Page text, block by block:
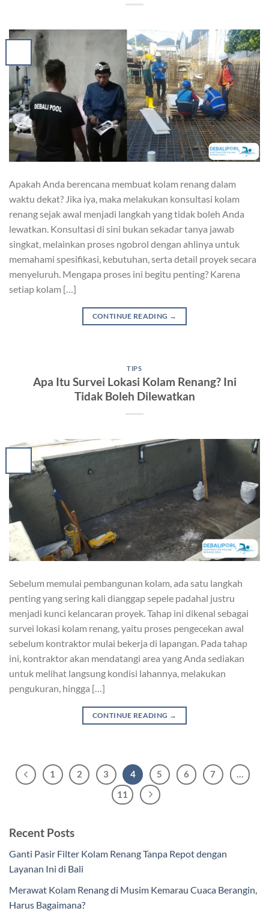
Apakah Anda berencana membuat kolam renang dalam
waktu dekat? Jika iya, maka melakukan konsultasi kolam
renang sejak awal menjadi langkah yang tidak boleh Anda
lewatkan. Konsultasi di sini bukan sekadar tanya jawab
singkat, melainkan proses ngobrol dengan ahlinya untuk
memahami spesifikasi, kebutuhan, serta detail proyek secara
menyeluruh. Mengapa proses ini begitu penting? Karena
setiap kolam […]
CONTINUE READING →
TIPS
Apa Itu Survei Lokasi Kolam Renang? Ini
Tidak Boleh Dilewatkan
Sebelum memulai pembangunan kolam, ada satu langkah
penting yang sering kali dianggap sepele padahal justru
menjadi kunci kelancaran proyek. Tahap ini dikenal sebagai
survei lokasi kolam renang, yaitu proses pengecekan awal
sebelum kontraktor mulai bekerja di lapangan. Pada tahap
ini, kontraktor akan mendatangi area yang Anda sediakan
untuk melihat langsung kondisi lahannya, melakukan
pengukuran, hingga […]
CONTINUE READING →
1 2 3 4 5 6 7
…
11
Recent Posts
Ganti Pasir Filter Kolam Renang Tanpa Repot dengan
Layanan Ini di Bali
Merawat Kolam Renang di Musim Kemarau Cuaca Berangin,
Harus Bagaimana?